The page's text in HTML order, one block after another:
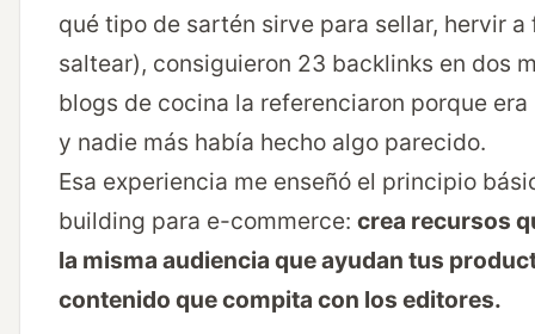
qué tipo de sartén sirve para sellar, hervir a
saltear), consiguieron 23 backlinks en dos
blogs de cocina la referenciaron porque
y nadie más había hecho algo parecido.
Esa experiencia me enseñó el principio
building para e-commerce: crea recursos
la misma audiencia que ayudan tus
contenido que compita con los editores.